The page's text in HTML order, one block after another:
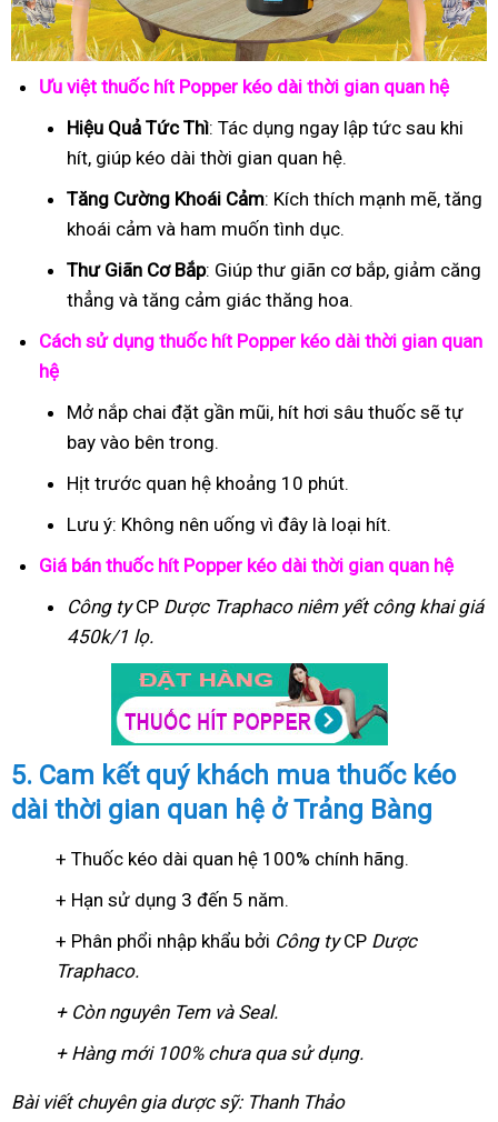
Ưu việt thuốc hít Popper kéo dài thời gian quan hệ
Hiệu Quả Tức Thì: Tác dụng ngay lập tức sau khi
hít, giúp kéo dài thời gian quan hệ.
Tăng Cường Khoái Cảm: Kích thích mạnh mẽ, tăng
khoái cảm và ham muốn tình dục.
Thư Giãn Cơ Bắp: Giúp thư giãn cơ bắp, giảm căng
thẳng và tăng cảm giác thăng hoa.
Cách sử dụng thuốc hít Popper kéo dài thời gian quan
hệ
Mở nắp chai đặt gần mũi, hít hơi sâu thuốc sẽ tự
bay vào bên trong.
Hịt trước quan hệ khoảng 10 phút.
Lưu ý: Không nên uống vì đây là loại hít.
Giá bán thuốc hít Popper kéo dài thời gian quan hệ
Công tyCP Dược Traphaconiêm yết công khai giá
450k/1 lọ.
5. Cam kết quý khách mua thuốc kéo
dài thời gian quan hệ ở Trảng Bàng
+ Thuốc kéo dài quan hệ 100% chính hãng.
+ Hạn sử dụng 3 đến 5 năm.
+ Phân phổi nhập khẩu bởi Công tyCP Dược
Traphaco.
+ Còn nguyên Tem và Seal.
+ Hàng mới 100% chưa qua sử dụng.
Bài viết chuyên gia dược sỹ: Thanh Thảo